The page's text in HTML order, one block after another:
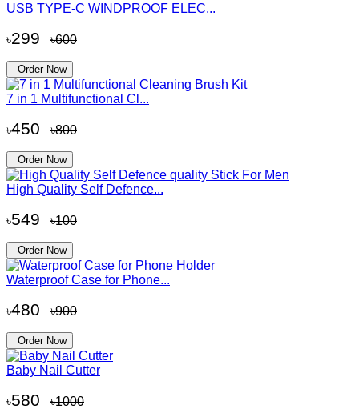
USB TYPE-C WINDPROOF ELEC...
৳299 ৳600
Order Now
7 in 1 Multifunctional Cl...
৳450 ৳800
Order Now
High Quality Self Defence...
৳549 ৳100
Order Now
Waterproof Case for Phone...
৳480 ৳900
Order Now
Baby Nail Cutter
৳580 ৳1000